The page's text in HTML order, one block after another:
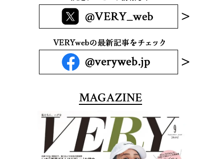
MAGAZINE